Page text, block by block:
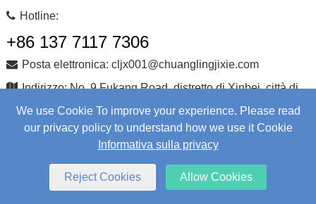
We use Cookie To improve your experience. Please read
our privacy policy to understand how we use it Cookie
Informativa sulla privacy
Reject Cookies Allow Cookies
Hotline:
+86 137 7117 7306
Posta elettronica: cljx001@chuanglingjixie.com
Indirizzo: No. 9 Fukang Road, distretto di Xinbei, città di
Changzhou, provincia di Jiangsu, Cina
Tutti i diritti riservati.
Web Development
by Wangke
mappa del sito
XML Informativa sulla privacy